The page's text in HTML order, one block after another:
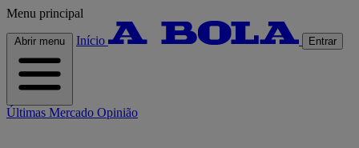
Menu principal
Abrir menu Início Entrar
Últimas Mercado Opinião